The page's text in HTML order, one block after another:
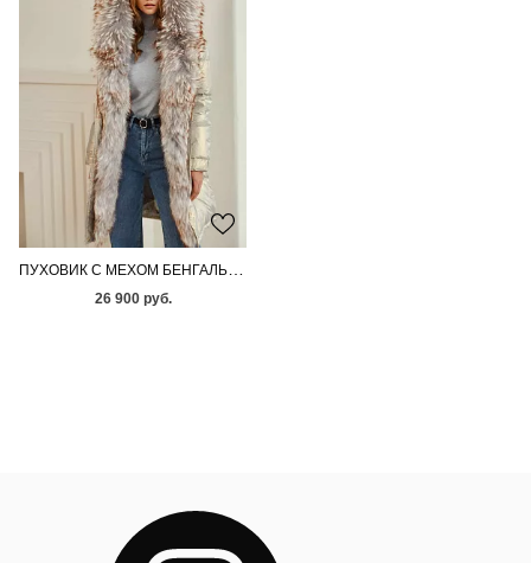
ПУХОВИК С МЕХОМ БЕНГАЛЬСКОЙ ЛИСЫ
26 900 руб.